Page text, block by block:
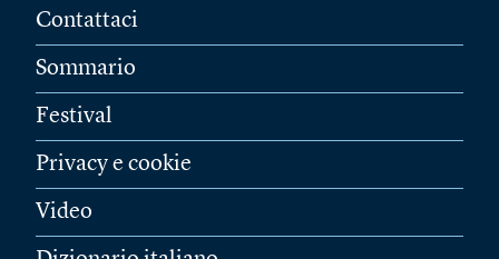
Contattaci
Sommario
Festival
Privacy e cookie
Video